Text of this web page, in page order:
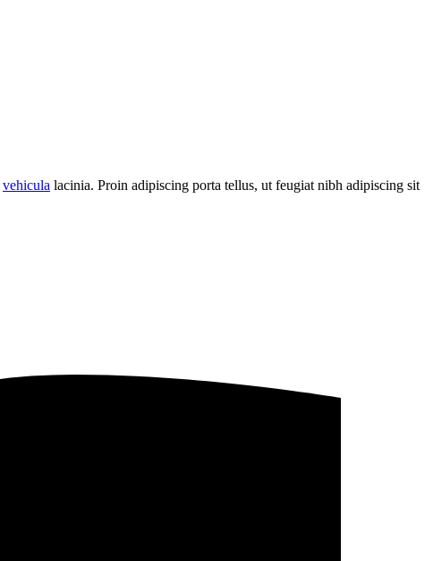
vehicula lacinia. Proin adipiscing porta tellus, ut feugiat nibh adipiscing sit